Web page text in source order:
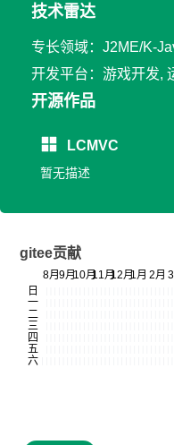
技术雷达
专长领域：J2ME/K-
开发平台：游戏开发,
开源作品
LCMVC
暂无描述
gitee贡献